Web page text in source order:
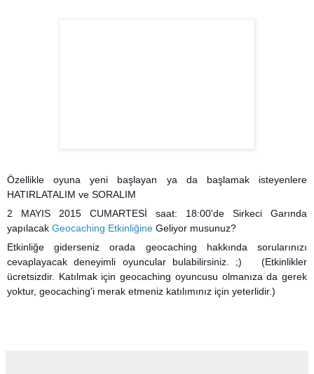
Özellikle oyuna yeni başlayan ya da başlamak isteyenlere
HATIRLATALIM ve SORALIM
2 MAYIS 2015 CUMARTESİ saat: 18:00'de Sirkeci Garında
yapılacak Geocaching Etkinliğine Geliyor musunuz?
Etkinliğe giderseniz orada geocaching hakkında sorularınızı
cevaplayacak deneyimli oyuncular bulabilirsiniz. ;) (Etkinlikler
ücretsizdir. Katılmak için geocaching oyuncusu olmanıza da gerek
yoktur, geocaching'i merak etmeniz katılımınız için yeterlidir.)